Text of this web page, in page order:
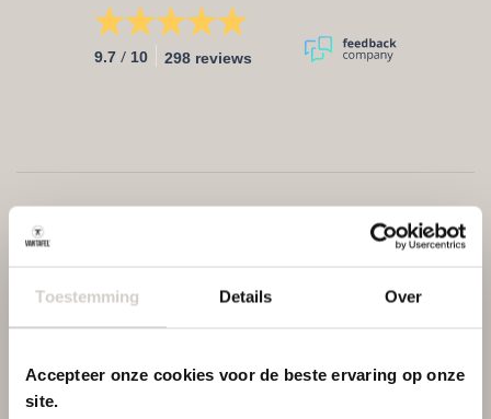
Toestemming Details Over
Accepteer onze cookies voor de beste ervaring op onze
site.
9.7 / 10 298 reviews